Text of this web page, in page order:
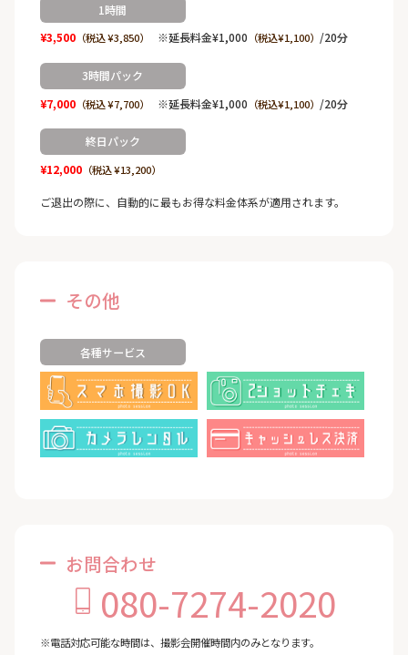
1時間
¥3,500（税込 ¥3,850） ※延長料金¥1,000 （税込¥1,100） /20分
3時間パック
¥7,000（税込 ¥7,700） ※延長料金¥1,000 （税込¥1,100） /20分
終日パック
¥12,000（税込 ¥13,200）
ご退出の際に、自動的に最もお得な料金体系が適用されます。
その他
各種サービス
お問合わせ
080-7274-2020
※電話対応可能な時間は、撮影会開催時間内のみとなります。